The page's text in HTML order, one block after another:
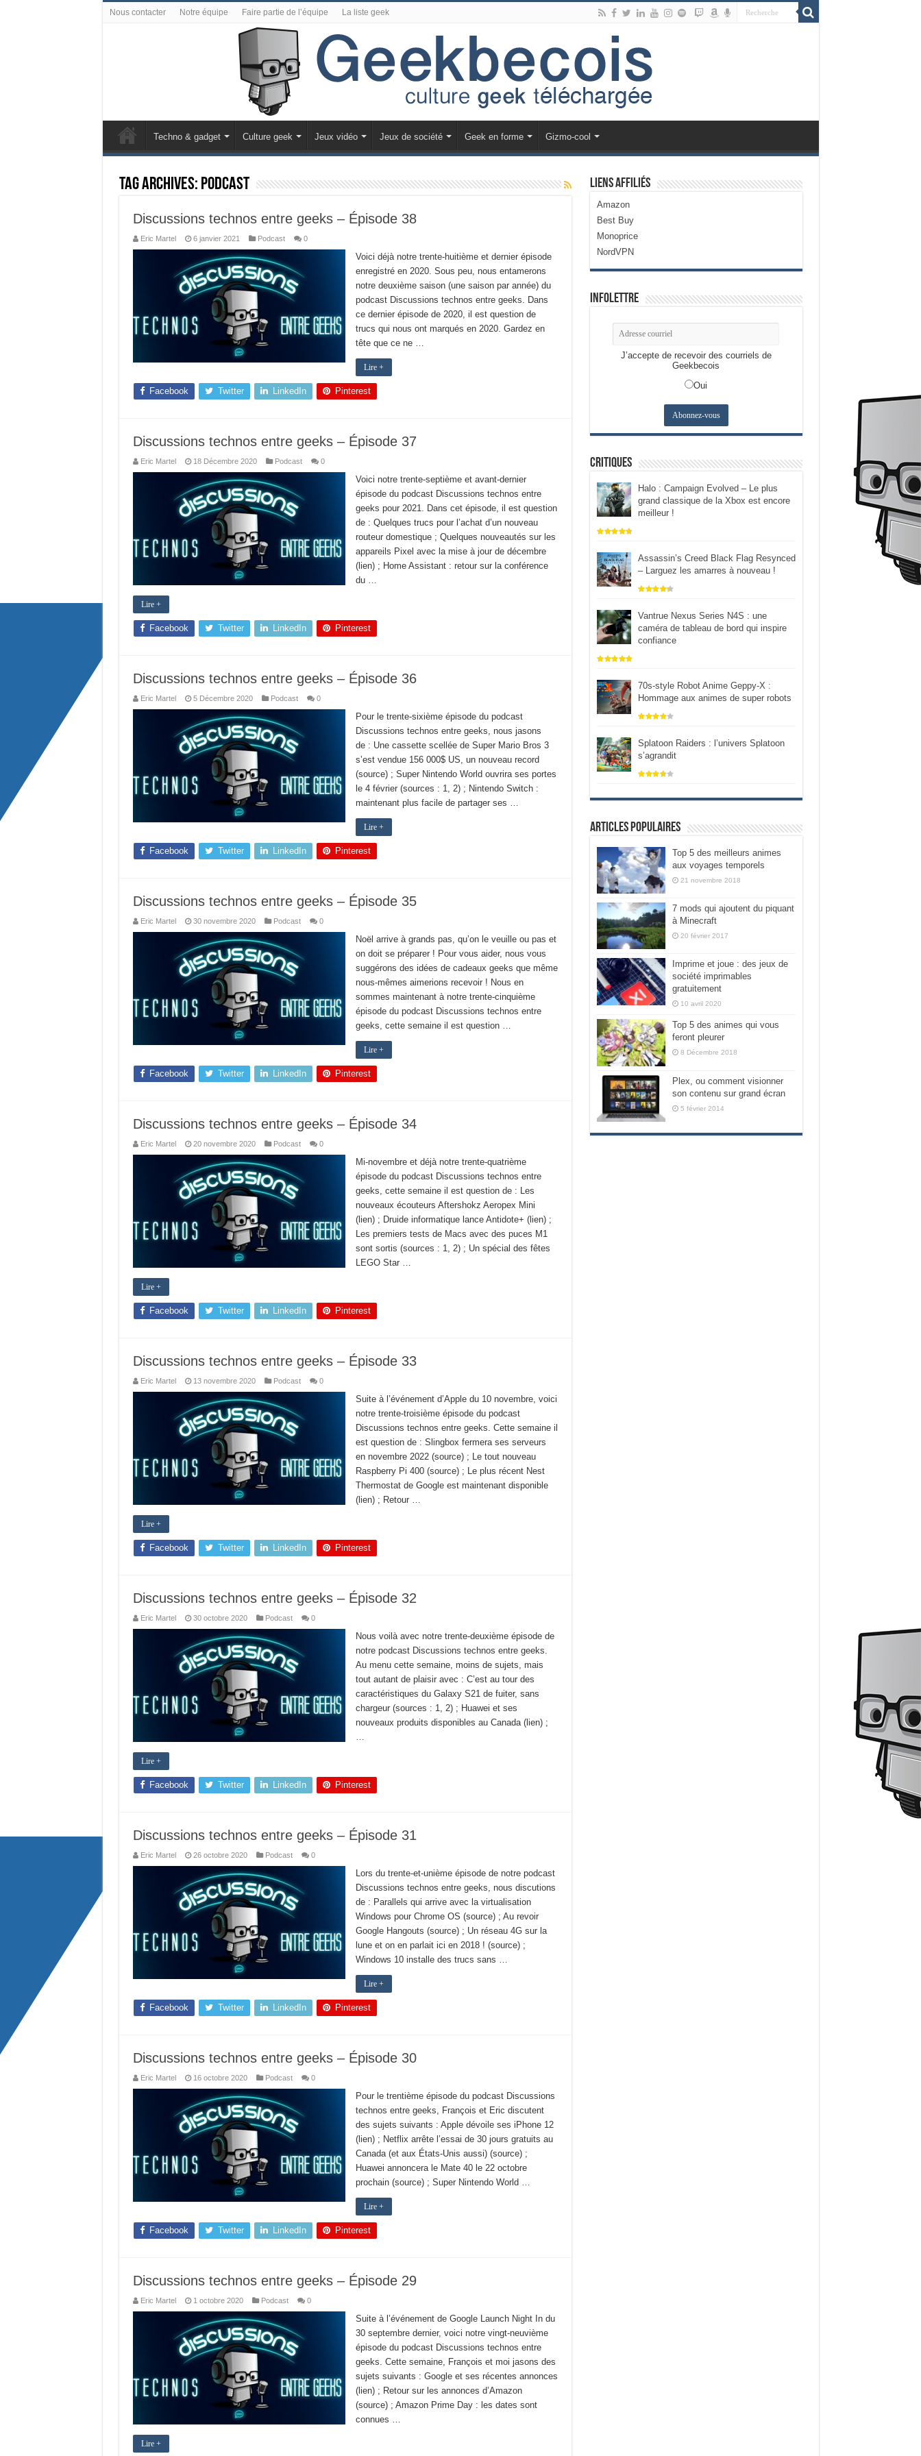
Nous contacter Notre équipe Faire partie de l’équipe La liste geek
Techno & gadget Culture geek Jeux vidéo Jeux de société Geek en forme Gizmo-cool
Tag Archives: Podcast
Discussions technos entre geeks – Épisode 38
Eric Martel 6 janvier 2021 Podcast 0
Voici déjà notre trente-huitième et dernier épisode
enregistré en 2020. Sous peu, nous entamerons
notre deuxième saison (une saison par année) du
podcast Discussions technos entre geeks. Dans
ce dernier épisode de 2020, il est question de
trucs qui nous ont marqués en 2020. Gardez en
tête que ce ne …
Lire +
Facebook Twitter LinkedIn Pinterest
Discussions technos entre geeks – Épisode 37
Eric Martel 18 Décembre 2020 Podcast 0
Voici notre trente-septième et avant-dernier
épisode du podcast Discussions technos entre
geeks pour 2021. Dans cet épisode, il est question
de : Quelques trucs pour l’achat d’un nouveau
routeur domestique ; Quelques nouveautés sur les
appareils Pixel avec la mise à jour de décembre
(lien) ; Home Assistant : retour sur la conférence
du …
Lire +
Facebook Twitter LinkedIn Pinterest
Discussions technos entre geeks – Épisode 36
Eric Martel 5 Décembre 2020 Podcast 0
Pour le trente-sixième épisode du podcast
Discussions technos entre geeks, nous jasons
de : Une cassette scellée de Super Mario Bros 3
s’est vendue 156 000$ US, un nouveau record
(source) ; Super Nintendo World ouvrira ses portes
le 4 février (sources : 1, 2) ; Nintendo Switch :
maintenant plus facile de partager ses …
Lire +
Facebook Twitter LinkedIn Pinterest
Discussions technos entre geeks – Épisode 35
Eric Martel 30 novembre 2020 Podcast 0
Noël arrive à grands pas, qu’on le veuille ou pas et
on doit se préparer ! Pour vous aider, nous vous
suggérons des idées de cadeaux geeks que même
nous-mêmes aimerions recevoir ! Nous en
sommes maintenant à notre trente-cinquième
épisode du podcast Discussions technos entre
geeks, cette semaine il est question …
Lire +
Facebook Twitter LinkedIn Pinterest
Discussions technos entre geeks – Épisode 34
Eric Martel 20 novembre 2020 Podcast 0
Mi-novembre et déjà notre trente-quatrième
épisode du podcast Discussions technos entre
geeks, cette semaine il est question de : Les
nouveaux écouteurs Aftershokz Aeropex Mini
(lien) ; Druide informatique lance Antidote+ (lien) ;
Les premiers tests de Macs avec des puces M1
sont sortis (sources : 1, 2) ; Un spécial des fêtes
LEGO Star …
Lire +
Facebook Twitter LinkedIn Pinterest
Discussions technos entre geeks – Épisode 33
Eric Martel 13 novembre 2020 Podcast 0
Suite à l’événement d’Apple du 10 novembre, voici
notre trente-troisième épisode du podcast
Discussions technos entre geeks. Cette semaine il
est question de : Slingbox fermera ses serveurs
en novembre 2022 (source) ; Le tout nouveau
Raspberry Pi 400 (source) ; Le plus récent Nest
Thermostat de Google est maintenant disponible
(lien) ; Retour …
Lire +
Facebook Twitter LinkedIn Pinterest
Discussions technos entre geeks – Épisode 32
Eric Martel 30 octobre 2020 Podcast 0
Nous voilà avec notre trente-deuxième épisode de
notre podcast Discussions technos entre geeks.
Au menu cette semaine, moins de sujets, mais
tout autant de plaisir avec : C’est au tour des
caractéristiques du Galaxy S21 de fuiter, sans
chargeur (sources : 1, 2) ; Huawei et ses
nouveaux produits disponibles au Canada (lien) ;
…
Lire +
Facebook Twitter LinkedIn Pinterest
Discussions technos entre geeks – Épisode 31
Eric Martel 26 octobre 2020 Podcast 0
Lors du trente-et-unième épisode de notre podcast
Discussions technos entre geeks, nous discutions
de : Parallels qui arrive avec la virtualisation
Windows pour Chrome OS (source) ; Au revoir
Google Hangouts (source) ; Un réseau 4G sur la
lune et on en parlait ici en 2018 ! (source) ;
Windows 10 installe des trucs sans …
Lire +
Facebook Twitter LinkedIn Pinterest
Discussions technos entre geeks – Épisode 30
Eric Martel 16 octobre 2020 Podcast 0
Pour le trentième épisode du podcast Discussions
technos entre geeks, François et Eric discutent
des sujets suivants : Apple dévoile ses iPhone 12
(lien) ; Netflix arrête l’essai de 30 jours gratuits au
Canada (et aux États-Unis aussi) (source) ;
Huawei annoncera le Mate 40 le 22 octobre
prochain (source) ; Super Nintendo World …
Lire +
Facebook Twitter LinkedIn Pinterest
Discussions technos entre geeks – Épisode 29
Eric Martel 1 octobre 2020 Podcast 0
Suite à l’événement de Google Launch Night In du
30 septembre dernier, voici notre vingt-neuvième
épisode du podcast Discussions technos entre
geeks. Cette semaine, François et moi jasons des
sujets suivants : Google et ses récentes annonces
(lien) ; Retour sur les annonces d’Amazon
(source) ; Amazon Prime Day : les dates sont
connues …
Lire +
Liens Affiliés
Amazon
Best Buy
Monoprice
NordVPN
Infolettre
J’accepte de recevoir des courriels de
Geekbecois
Oui
Critiques
Halo : Campaign Evolved – Le plus
grand classique de la Xbox est encore
meilleur !
Assassin’s Creed Black Flag Resynced
– Larguez les amarres à nouveau !
Vantrue Nexus Series N4S : une
caméra de tableau de bord qui inspire
confiance
70s-style Robot Anime Geppy-X :
Hommage aux animes de super robots
Splatoon Raiders : l’univers Splatoon
s’agrandit
Articles populaires
Top 5 des meilleurs animes
aux voyages temporels
21 novembre 2018
7 mods qui ajoutent du piquant
à Minecraft
20 février 2017
Imprime et joue : des jeux de
société imprimables
gratuitement
10 avril 2020
Top 5 des animes qui vous
feront pleurer
8 Décembre 2018
Plex, ou comment visionner
son contenu sur grand écran
5 février 2014